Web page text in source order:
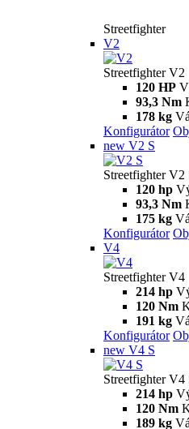
Streetfighter
V2
Streetfighter V2
120 HP
93,3 Nm
178 kg
Konfigurátor
new V2 S
Streetfighter V2
120 hp
93,3 Nm
175 kg
Konfigurátor
V4
Streetfighter V4
214 hp
120 Nm
191 kg
Konfigurátor
new V4 S
Streetfighter V4
214 hp
120 Nm
189 kg